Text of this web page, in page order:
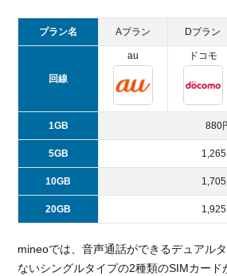
プラン名 Aプラン Dプラン
回線
au ドコモ
1GB 880
5GB 1,265
10GB 1,705
20GB 1,925
mineoでは、音声通話ができるデュアル
ないシングルタイプの2種類のSIMカード